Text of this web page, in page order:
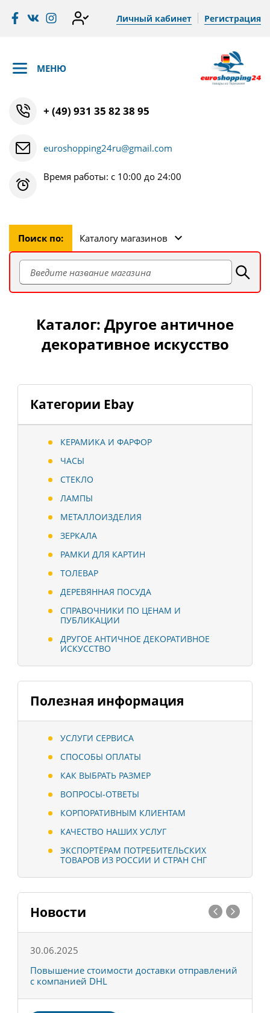
Личный кабинет Регистрация
МЕНЮ
+ (49) 931 35 82 38 95
euroshopping24ru@gmail.com
Время работы: с 10:00 до 24:00
Поиск по: Каталогу магазинов
Категории Ebay
КЕРАМИКА И ФАРФОР
ЧАСЫ
СТЕКЛО
ЛАМПЫ
МЕТАЛЛОИЗДЕЛИЯ
ЗЕРКАЛА
РАМКИ ДЛЯ КАРТИН
ТОЛЕВАР
ДЕРЕВЯННАЯ ПОСУДА
СПРАВОЧНИКИ ПО ЦЕНАМ И
ПУБЛИКАЦИИ
ДРУГОЕ АНТИЧНОЕ ДЕКОРАТИВНОЕ
ИСКУССТВО
Полезная информация
УСЛУГИ СЕРВИСА
СПОСОБЫ ОПЛАТЫ
КАК ВЫБРАТЬ РАЗМЕР
ВОПРОСЫ-ОТВЕТЫ
КОРПОРАТИВНЫМ КЛИЕНТАМ
КАЧЕСТВО НАШИХ УСЛУГ
ЭКСПОРТЁРАМ ПОТРЕБИТЕЛЬСКИХ
ТОВАРОВ ИЗ РОССИИ И СТРАН СНГ
Новости
30.06.2025
Повышение стоимости доставки отправлений
с компанией DHL
Каталог: Другое античное
декоративное искусство